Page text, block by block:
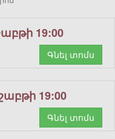
19:00
Գնել տոմս
19:00
Գնել տոմս